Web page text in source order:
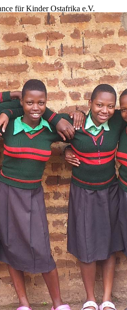
für Kinder Ostafrika e.V.